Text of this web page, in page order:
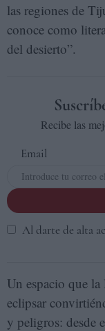
las regiones de
conoce como
del desierto”.
Recibe las
Email
Al darte de alta
Un espacio que
eclipsar
y peligros: desde